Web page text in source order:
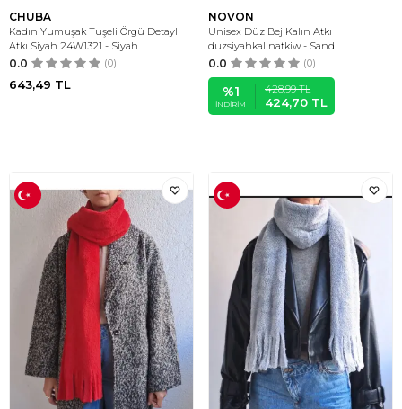
CHUBA
Kadın Yumuşak Tuşeli Örgü Detaylı
Atkı Siyah 24W1321 - Siyah
0.0 (0)
643,49 TL
NOVON
Unisex Düz Bej Kalın Atkı
duzsiyahkalınatkiw - Sand
0.0 (0)
%1
İNDIRIM
428,99TL
424,70 TL